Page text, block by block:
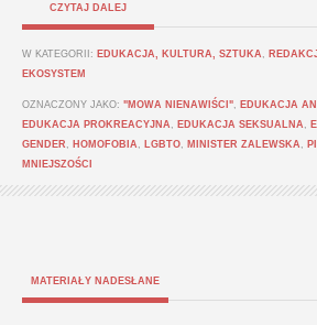
CZYTAJ DALEJ
W KATEGORII: EDUKACJA, KULTURA, SZTUKA
EKOSYSTEM
OZNACZONY JAKO: "MOWA NIENAWIŚCI" EDUKACJA
EDUKACJA PROKREACYJNA
EDUKACJA SEKSUALNA
GENDER
HOMOFOBIA LGBTO MINISTER ZALEWSKA
MNIEJSZOŚCI
MATERIAŁY NADESŁANE